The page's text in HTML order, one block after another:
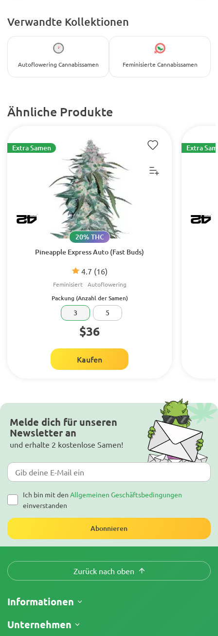
Verwandte Kollektionen
Autoflowering Cannabissamen Feminisierte Cannabissamen
Ähnliche Produkte
Pineapple Express Auto (Fast Buds)
4.7 (16)
20% THC
Feminisiert Autoflowering
Extra Samen
Packung (Anzahl der Samen)
3 5
$36
Kaufen
Extra
Melde dich für unseren
Newsletter an
und erhalte 2 kostenlose Samen!
Ich bin mit den Allgemeinen Geschäftsbedingungen
einverstanden
Abonnieren
Zurück nach oben
Informationen
Versand
Unternehmen